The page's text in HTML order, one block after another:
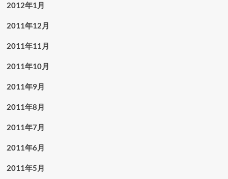
2012年1月
2011年12月
2011年11月
2011年10月
2011年9月
2011年8月
2011年7月
2011年6月
2011年5月